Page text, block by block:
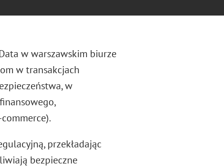
w warszawskim biurze
w transakcjach
w
przekładając
bezpieczne